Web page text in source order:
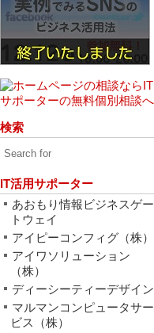
検索
IT活用サポーター
あおもり情報ビジネスゲー
トウェイ
アイピーコンフィグ（株）
アイワソリューション
（株）
ディーシーティーデザイン
マルマンコンピュータサー
ビス（株）